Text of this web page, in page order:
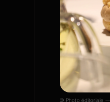
© Photo éditoriale